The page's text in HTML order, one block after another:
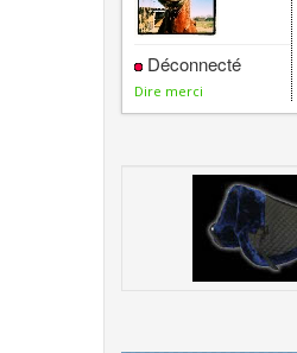
Déconnecté
Dire merci